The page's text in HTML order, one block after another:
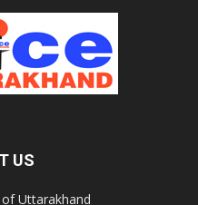
US
Uttarakhand